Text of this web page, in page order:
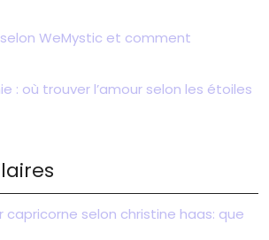
selon WeMystic et comment
: où trouver l’amour selon les étoiles
capricorne selon christine haas: que